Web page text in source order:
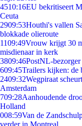
4510:16EU bekritiseert
Ceuta
2909:53Houthi's vallen
blokkade olieroute
1109:49Vrouw krijgt 30
misdienaar in kerk
3809:46PostNL-
609:45Trailers kijken: de
2409:32Wegpiraat
Amsterdam
709:28Aanhoudende
Holland
008:59Van de
verder in Montreal